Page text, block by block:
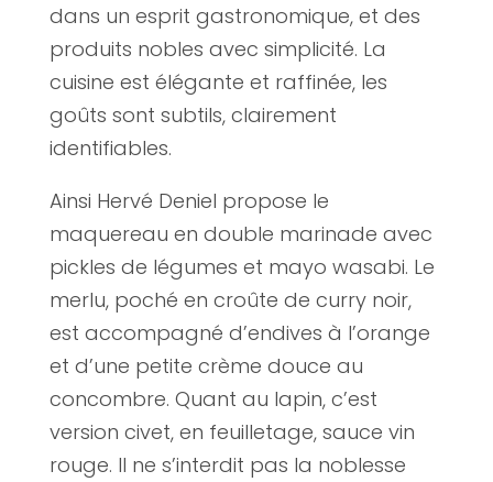
dans un esprit gastronomique, et des
produits nobles avec simplicité. La
cuisine est élégante et raffinée, les
goûts sont subtils, clairement
identifiables.
Ainsi Hervé Deniel propose le
maquereau en double marinade avec
pickles de légumes et mayo wasabi. Le
merlu, poché en croûte de curry noir,
est accompagné d’endives à l’orange
et d’une petite crème douce au
concombre. Quant au lapin, c’est
version civet, en feuilletage, sauce vin
rouge. Il ne s’interdit pas la noblesse